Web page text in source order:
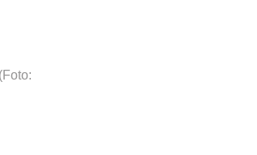
(Foto: